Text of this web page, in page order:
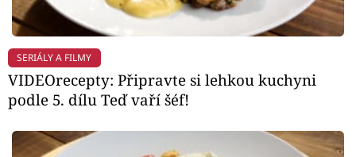
Sledujte nás
SERIÁLY A FILMY
VIDEOrecepty: Připravte si lehkou kuchyni
podle 5. dílu Teď vaří šéf!